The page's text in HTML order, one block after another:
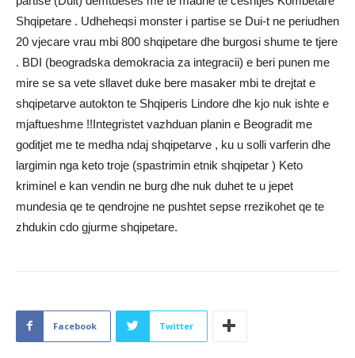
Shqipetare . Udheheqsi monster i partise se Dui-t ne periudhen
20 vjecare vrau mbi 800 shqipetare dhe burgosi shume te tjere
. BDI (beogradska demokracia za integracii) e beri punen me
mire se sa vete sllavet duke bere masaker mbi te drejtat e
shqipetarve autokton te Shqiperis Lindore dhe kjo nuk ishte e
mjaftueshme !!Integristet vazhduan planin e Beogradit me
goditjet me te medha ndaj shqipetarve , ku u solli varferin dhe
largimin nga keto troje (spastrimin etnik shqipetar ) Keto
kriminel e kan vendin ne burg dhe nuk duhet te u jepet
mundesia qe te qendrojne ne pushtet sepse rrezikohet qe te
zhdukin cdo gjurme shqipetare.
Facebook Twitter